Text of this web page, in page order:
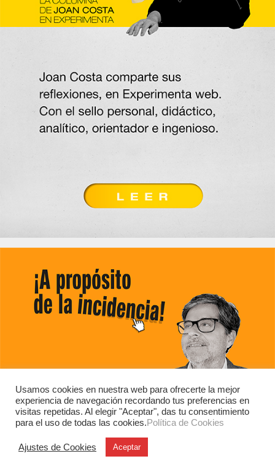
Usamos cookies en nuestra web para ofrecerte la mejor
experiencia de navegación recordando tus preferencias en
visitas repetidas. Al elegir "Aceptar", das tu consentimiento
para el uso de todas las cookies.Política de Cookies
Ajustes de Cookies Aceptar